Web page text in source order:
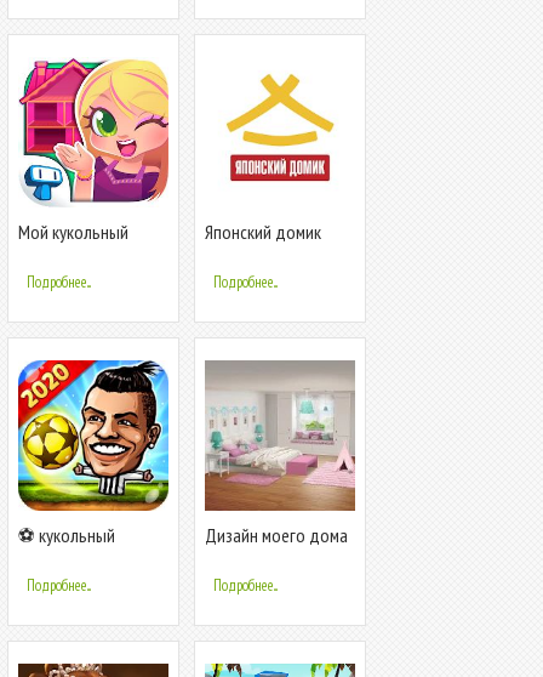
Мой кукольный
Подробнее...
Японский домик
Подробнее...
⚽ кукольный
Лига ❤️
Подробнее...
Дизайн моего дома
город
Подробнее...